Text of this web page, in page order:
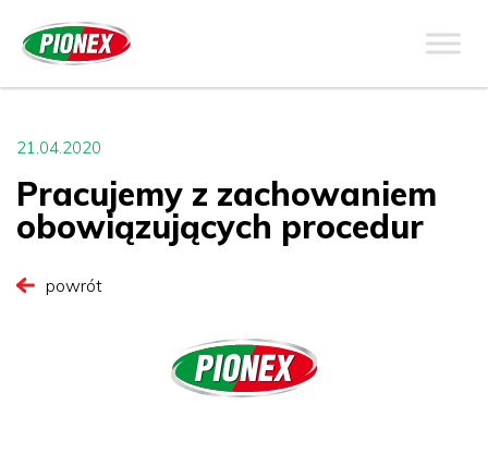
21.04.2020
Pracujemy z zachowaniem
obowiązujących procedur
powrót